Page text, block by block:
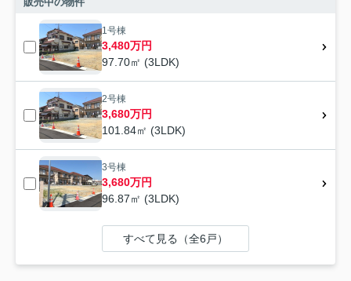
1号棟
3,480万円
97.70㎡ (3LDK)
2号棟
3,680万円
101.84㎡ (3LDK)
3号棟
3,680万円
96.87㎡ (3LDK)
すべて見る（全6戸）